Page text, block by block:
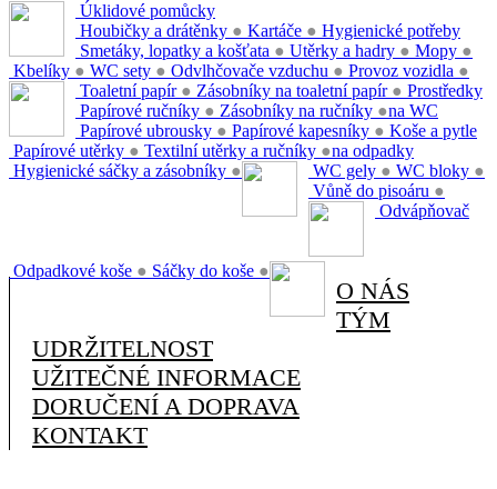
Úklidové pomůcky
Houbičky a drátěnky ● Kartáče ●
Smetáky, lopatky a košťata ● Utěrky a hadry ● Mopy ●
Kbelíky ● WC sety ● Odvlhčovače vzduchu ● Provoz vozidla ●
Hygienické potřeby
Toaletní papír ● Zásobníky na toaletní papír ●
Papírové ručníky ● Zásobníky na ručníky ●
Papírové ubrousky ● Papírové kapesníky ●
Papírové utěrky ● Textilní utěrky a ručníky ●
Hygienické sáčky a zásobníky ●
Prostředky
na WC
WC gely ● WC bloky ●
Vůně do pisoáru ●
Koše a pytle
na odpadky
Odpadkové koše ● Sáčky do koše ●
Odvápňovač
O NÁS
TÝM
UDRŽITELNOST
UŽITEČNÉ INFORMACE
DORUČENÍ A DOPRAVA
KONTAKT